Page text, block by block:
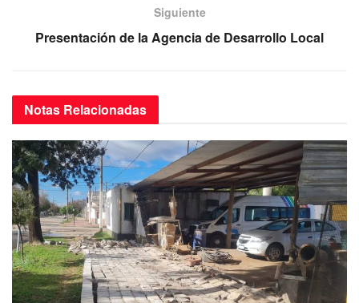
k
Siguiente
Presentación de la Agencia de Desarrollo Local
Notas Relacionadas